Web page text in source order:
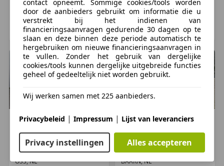
info@welmansautomobielen.nl
Aanvullende opties en accessoires
Exterieur
Achterspoiler
Buitenspiegels elektrisch inklapbaar
Buitenspiegels met verlichting
Elektronische remkrachtverdeling
Koplampen adaptief
koplampreiniging
Niveauregeling automatisch
€ 19.950
149.000 km, 09/2007
BAARN, NL
€ 14.950
150.470 km, 05/2004
BUSSUM, NL
VolvoXC90
€ 18.995
153.462 km, 08/2007
OSS, NL
Volvo XC90
€ 24.950
149.445 km, 03/2011
BAARN, NL
contact opneemt. Sommige cookies/tools worden
door de aanbieders gebruikt om informatie die u
verstrekt bij het indienen van
financieringsaanvragen gedurende 30 dagen op te
slaan en deze binnen deze periode automatisch te
hergebruiken om nieuwe financieringsaanvragen in
te vullen. Zonder het gebruik van dergelijke
cookies/tools kunnen dergelijke uitgebreide functies
geheel of gedeeltelijk niet worden gebruikt.
Wij werken samen met 225 aanbieders.
Privacybeleid | Impressum | Lijst van leveranciers
Privacy instellingen Alles accepteren